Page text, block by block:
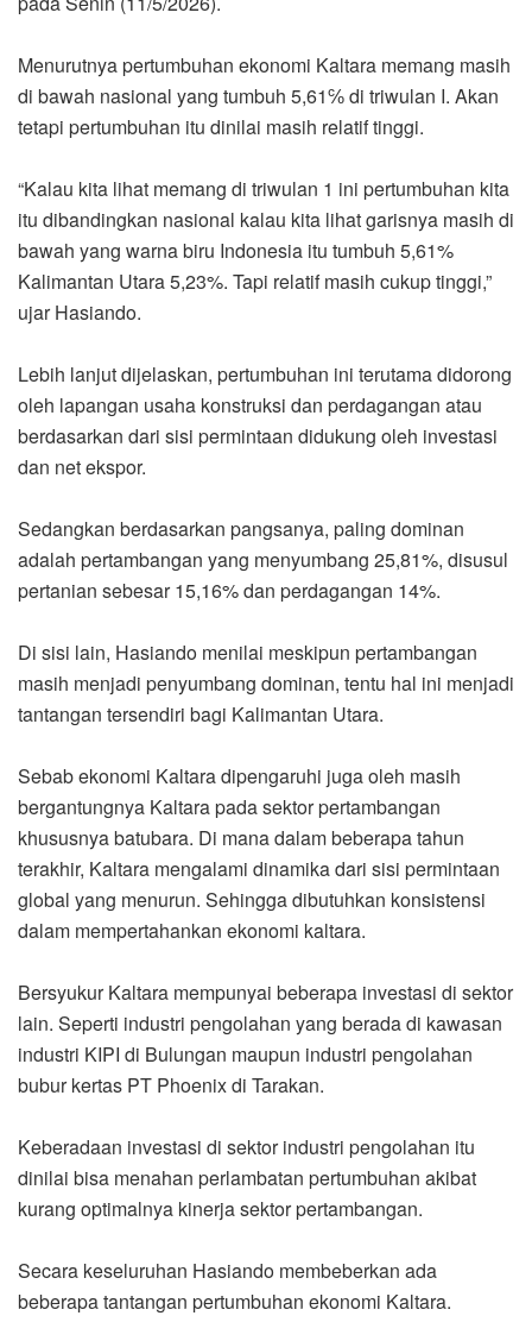
Menurutnya pertumbuhan ekonomi Kaltara memang masih
di bawah nasional yang tumbuh 5,61℅ di triwulan I. Akan
tetapi pertumbuhan itu dinilai masih relatif tinggi.
“Kalau kita lihat memang di triwulan 1 ini pertumbuhan kita
itu dibandingkan nasional kalau kita lihat garisnya masih di
bawah yang warna biru Indonesia itu tumbuh 5,61%
Kalimantan Utara 5,23%. Tapi relatif masih cukup tinggi,”
ujar Hasiando.
Lebih lanjut dijelaskan, pertumbuhan ini terutama didorong
oleh lapangan usaha konstruksi dan perdagangan atau
berdasarkan dari sisi permintaan didukung oleh investasi
dan net ekspor.
Sedangkan berdasarkan pangsanya, paling dominan
adalah pertambangan yang menyumbang 25,81%, disusul
pertanian sebesar 15,16% dan perdagangan 14%.
Di sisi lain, Hasiando menilai meskipun pertambangan
masih menjadi penyumbang dominan, tentu hal ini menjadi
tantangan tersendiri bagi Kalimantan Utara.
Sebab ekonomi Kaltara dipengaruhi juga oleh masih
bergantungnya Kaltara pada sektor pertambangan
khususnya batubara. Di mana dalam beberapa tahun
terakhir, Kaltara mengalami dinamika dari sisi permintaan
global yang menurun. Sehingga dibutuhkan konsistensi
dalam mempertahankan ekonomi kaltara.
Bersyukur Kaltara mempunyai beberapa investasi di sektor
lain. Seperti industri pengolahan yang berada di kawasan
industri KIPI di Bulungan maupun industri pengolahan
bubur kertas PT Phoenix di Tarakan.
Keberadaan investasi di sektor industri pengolahan itu
dinilai bisa menahan perlambatan pertumbuhan akibat
kurang optimalnya kinerja sektor pertambangan.
Secara keseluruhan Hasiando membeberkan ada
beberapa tantangan pertumbuhan ekonomi Kaltara.